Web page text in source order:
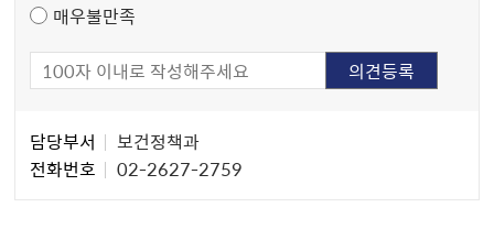
매우불만족
자
담당부서
보건정책과
전화번호
02-2627-2759